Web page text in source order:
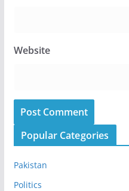
Website
Popular Categories
Pakistan
Politics